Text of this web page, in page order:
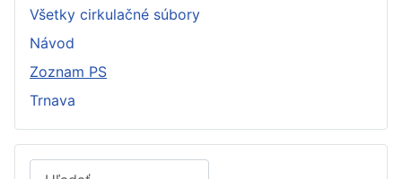
Všetky cirkulačné súbory
Návod
Zoznam PS
Trnava
Hľadať